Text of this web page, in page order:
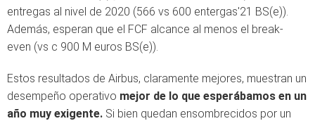
entregas al nivel de 2020 (566 vs 600 entergas'21 BS(e)).
Además, esperan que el FCF alcance al menos el break-
even (vs c 900 M euros BS(e)).
Estos resultados de Airbus, claramente mejores, muestran un
desempeño operativo mejor de lo que esperábamos en un
año muy exigente. Si bien quedan ensombrecidos por un